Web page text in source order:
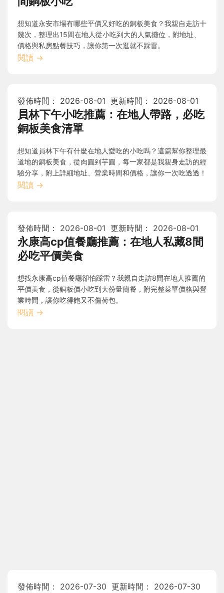
想知道永安市場有哪些平價又好吃的銅板美食？我親自走訪十
幾次，整理出15間在地人從小吃到大的人氣攤位，附地址、
價格與私房點餐技巧，讓你第一次逛就不踩雷。
閱讀 →
發佈時間： 2026-08-01 更新時間： 2026-08-01
員林下午小吃推薦：在地人帶路，必吃
銅板美食清單
想知道員林下午有什麼在地人愛吃的小吃嗎？這篇幫你整理最
道地的銅板美食，從肉圓到芋圓，每一家都是我親身走訪的經
驗分享，附上詳細地址、營業時間和價格，讓你一次吃透透！
閱讀 →
發佈時間： 2026-08-01 更新時間： 2026-08-01
永康高cp值餐廳推薦：在地人私藏8間
必吃平價美食
想找永康高cp值餐廳卻怕踩雷？我親自走訪8間在地人推薦的
平價美食，從銅板價小吃到大份量簡餐，附完整菜單價格與營
業時間，讓你吃得飽又不傷荷包。
閱讀 →
發佈時間： 2026-07-30 更新時間： 2026-07-30